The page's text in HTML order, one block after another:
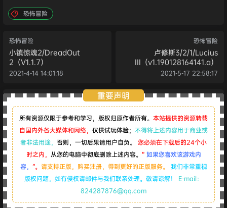
恐怖冒险
恐怖冒险
小镇惊魂2/DreadOut
2（V1.1.7）
2021-4-14 14:01:18
恐怖冒险
卢修斯3/2/1/Lucius
III（v1.190128164141.a）
2021-5-17 22:58:17
重要声明
所有资源仅限于参考和学习，版权归原作者所有。 本站提供的资源转载
自国内外各大媒体和网络， 仅供试玩体验； 不得将上述内容用于商业或
者非法用途， 否则，一切后果请用户自负。
您必须在下载后的24个小
时之内， 从您的电脑中彻底删除上述内容。 “如果您喜欢该游戏内
容， ”。 请支持正版，购买注册，得到更好的正版服务。 我们非常重视
版权问题，如有侵权请邮件与我们联系处理。敬请谅解！ E-mail：
824287876@qq.com